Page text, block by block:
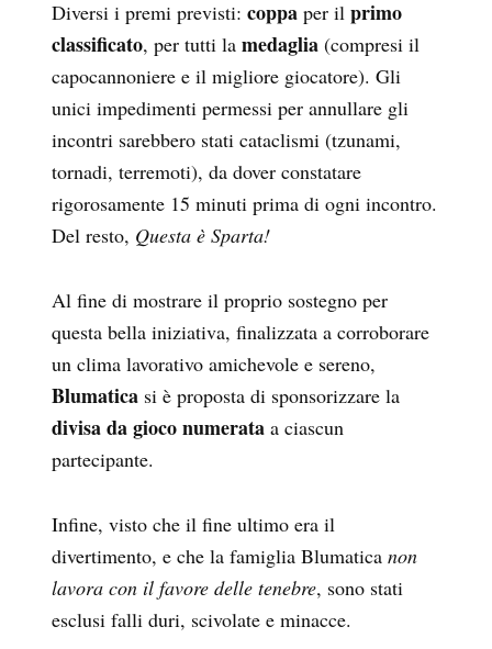
Diversi i premi previsti: coppa per il primo
classificato, per tutti la medaglia (compresi il
capocannoniere e il migliore giocatore). Gli
unici impedimenti permessi per annullare gli
incontri sarebbero stati cataclismi (tzunami,
tornadi, terremoti), da dover constatare
rigorosamente 15 minuti prima di ogni incontro.
Del resto, Questa è Sparta!
Al fine di mostrare il proprio sostegno per
questa bella iniziativa, finalizzata a corroborare
un clima lavorativo amichevole e sereno,
Blumatica si è proposta di sponsorizzare la
divisa da gioco numerata a ciascun
partecipante.
Infine, visto che il fine ultimo era il
divertimento, e che la famiglia Blumatica non
lavora con il favore delle tenebre, sono stati
esclusi falli duri, scivolate e minacce.